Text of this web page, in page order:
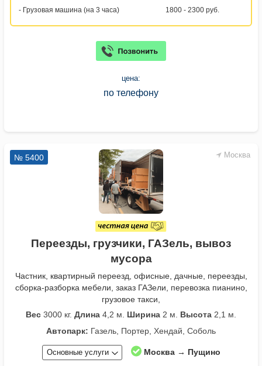
- Грузовая машина (на 3 часа) 1800 - 2300 руб.
цена:
по телефону
Москва
№ 5400
Переезды, грузчики, ГАЗель, вывоз
мусора
Частник, квартирный переезд, офисные, дачные, переезды,
сборка-разборка мебели, заказ ГАЗели, перевозка пианино,
грузовое такси,
Вес 3000 кг. Длина 4,2 м. Ширина 2 м. Высота 2,1 м.
Автопарк: Газель, Портер, Хендай, Соболь
Основные услуги Москва → Пущино